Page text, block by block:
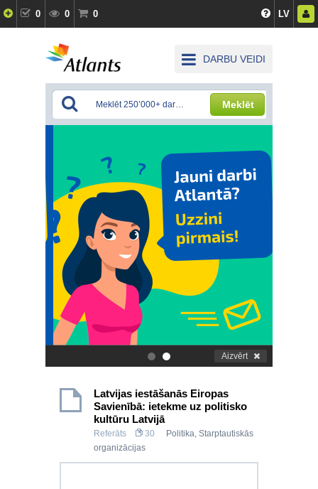
0 0 0 LV
DARBU VEIDI
Meklēt
. Aizvērt
Latvijas iestāšanās Eiropas
Savienībā: ietekme uz politisko
kultūru Latvijā
Referāts 30 Politika, Starptautiskās
organizācijas